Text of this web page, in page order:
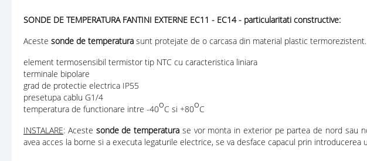
SONDE DE TEMPERATURA FANTINI EXTERNE EC11 - EC14 - particularitati constructive:
Aceste sonde de temperatura sunt protejate de o carcasa din material plastic termorezistent.
element termosensibil termistor tip NTC cu caracteristica liniara
terminale bipolare
grad de protectie electrica IP55
presetupa cablu G1/4
temperatura de functionare intre -40oC si +80oC
INSTALARE: Aceste sonde de temperatura se vor monta in exterior pe partea de nord sau
avea acces la borne si a executa legaturile electrice, se va desface capacul prin